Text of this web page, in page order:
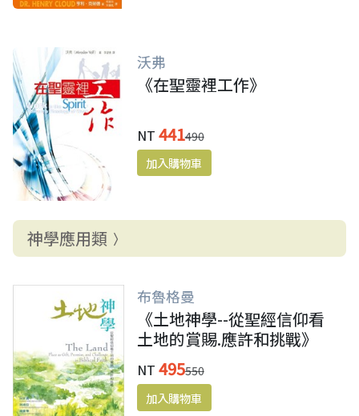
沃弗
《在聖靈裡工作》
NT 441490
神學應用類
布魯格曼
《土地神學--從聖經信仰看
土地的賞賜.應許和挑戰》
NT 495550